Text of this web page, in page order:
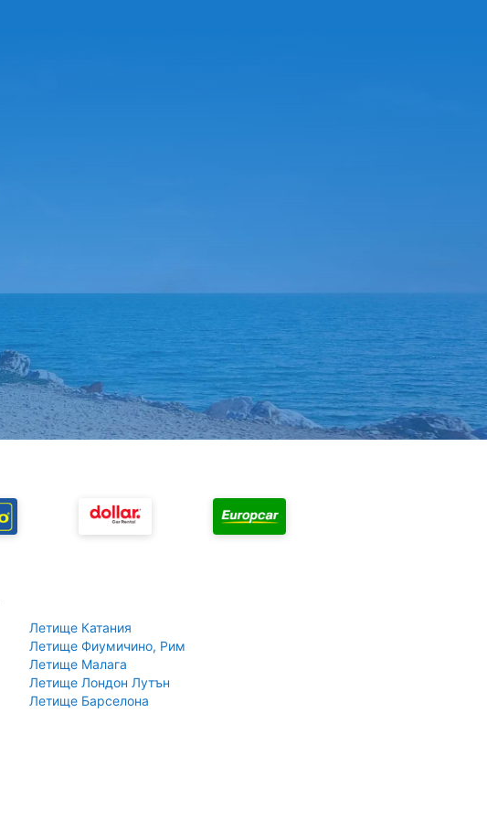
Летище Катания
Летище Фиумичино, Рим
Летище Малага
Летище Лондон Лутън
Летище Барселона